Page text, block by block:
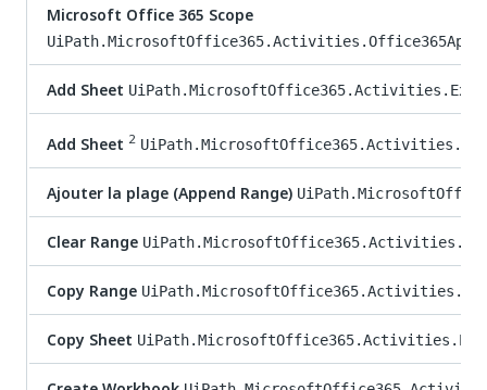
Microsoft Office 365 Scope
Add Sheet
Add Sheet 2
Ajouter la plage (Append Range)
Clear Range
Copy Range
Copy Sheet